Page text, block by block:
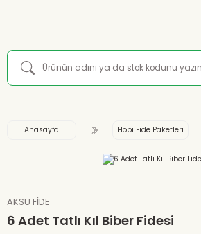
Anasayfa Hobi Fide Paketleri
AKSU FİDE
6 Adet Tatlı Kıl Biber Fidesi